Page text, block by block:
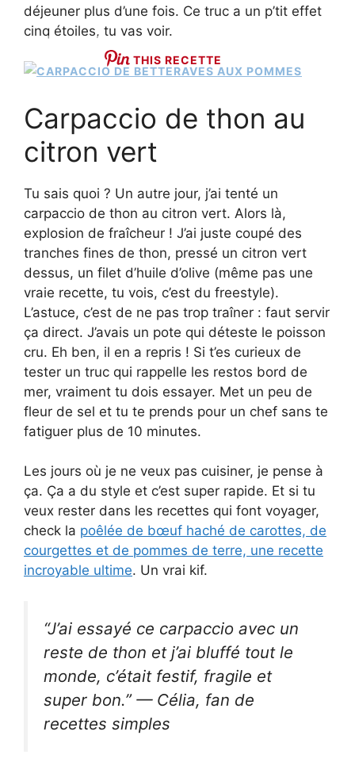
déjeuner plus d’une fois. Ce truc a un p’tit effet
cinq étoiles, tu vas voir.
THIS RECETTE
Carpaccio de thon au
citron vert
Tu sais quoi ? Un autre jour, j’ai tenté un
carpaccio de thon au citron vert. Alors là,
explosion de fraîcheur ! J’ai juste coupé des
tranches fines de thon, pressé un citron vert
dessus, un filet d’huile d’olive (même pas une
vraie recette, tu vois, c’est du freestyle).
L’astuce, c’est de ne pas trop traîner : faut servir
ça direct. J’avais un pote qui déteste le poisson
cru. Eh ben, il en a repris ! Si t’es curieux de
tester un truc qui rappelle les restos bord de
mer, vraiment tu dois essayer. Met un peu de
fleur de sel et tu te prends pour un chef sans te
fatiguer plus de 10 minutes.
Les jours où je ne veux pas cuisiner, je pense à
ça. Ça a du style et c’est super rapide. Et si tu
veux rester dans les recettes qui font voyager,
check la poêlée de bœuf haché de carottes, de
courgettes et de pommes de terre, une recette
incroyable ultime. Un vrai kif.
“J’ai essayé ce carpaccio avec un
reste de thon et j’ai bluffé tout le
monde, c’était festif, fragile et
super bon.” — Célia, fan de
recettes simples